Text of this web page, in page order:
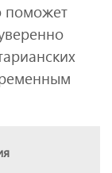
поможет